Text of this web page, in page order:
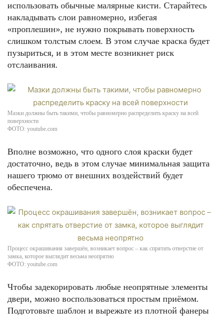
использовать обычные малярные кисти. Старайтесь
накладывать слои равномерно, избегая
«проплешин», не нужно покрывать поверхность
слишком толстым слоем. В этом случае краска будет
пузыриться, и в этом месте возникнет риск
отслаивания.
Мазки должны быть такими, чтобы равномерно распределить краску на всей
поверхности
ФОТО: youtube.com
Вполне возможно, что одного слоя краски будет
достаточно, ведь в этом случае минимальная защита
нашего трюмо от внешних воздействий будет
обеспечена.
Процесс окрашивания завершён, возникает вопрос – как спрятать отверстие от
замка, которое выглядит весьма неопрятно
ФОТО: youtube.com
Чтобы задекорировать любые неопрятные элементы
двери, можно воспользоваться простым приёмом.
Подготовьте шаблон и вырежьте из плотной фанеры